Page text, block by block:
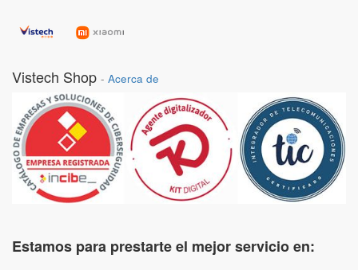
Vistech Shop - Acerca de
Estamos para prestarte el mejor servicio en: